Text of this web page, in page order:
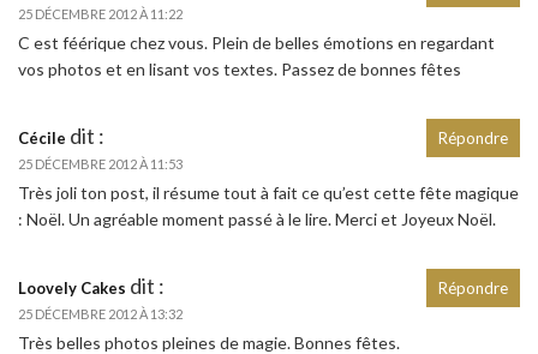
25 DÉCEMBRE 2012 À 11:22
C est féérique chez vous. Plein de belles émotions en regardant
vos photos et en lisant vos textes. Passez de bonnes fêtes
Cécile dit :
25 DÉCEMBRE 2012 À 11:53
Très joli ton post, il résume tout à fait ce qu’est cette fête magique
: Noël. Un agréable moment passé à le lire. Merci et Joyeux Noël.
Répondre
Loovely Cakes dit :
25 DÉCEMBRE 2012 À 13:32
Très belles photos pleines de magie. Bonnes fêtes.
Répondre